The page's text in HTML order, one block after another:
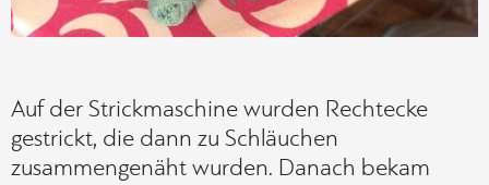
Auf der Strickmaschine wurden Rechtecke
gestrickt, die dann zu Schläuchen
zusammengenäht wurden. Danach bekam